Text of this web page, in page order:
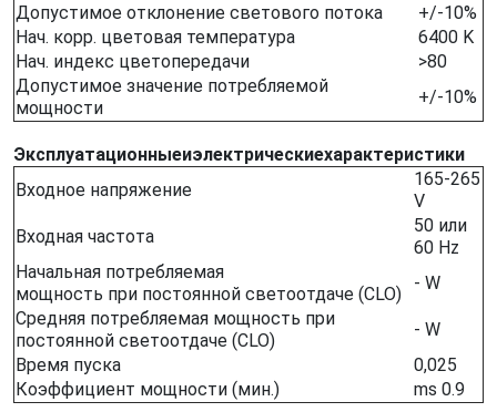
Допустимое отклонение светового потока
+/-10%
Нач. корр. цветовая температура
6400 K
Нач. индекс цветопередачи
>80
Допустимое значение потребляемой
мощности
+/-10%
Эксплуатационныеиэлектрическиехарактеристики
Входное напряжение
165-265
V
Входная частота
50 или
60 Hz
Начальная потребляемая
мощность при постоянной светоотдаче (CLO)
- W
Средняя потребляемая мощность при
постоянной светоотдаче (CLO)
- W
Время пуска
0,025
Коэффициент мощности (мин.)
ms 0.9